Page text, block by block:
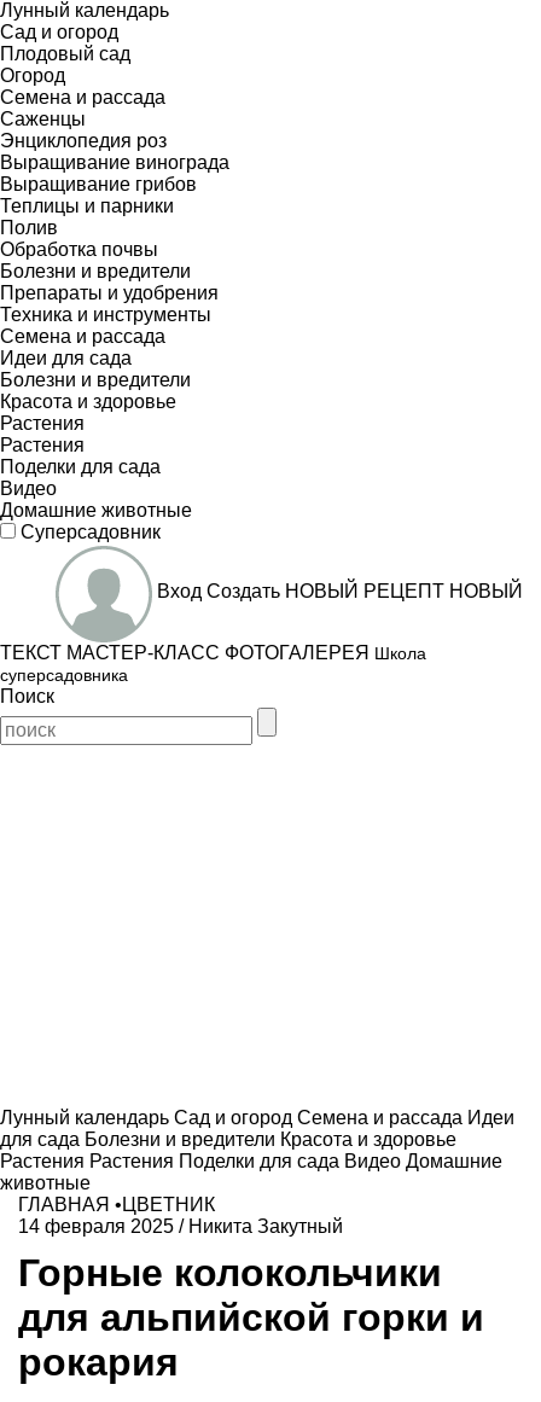
Лунный календарь
Сад и огород
Плодовый сад
Огород
Семена и рассада
Саженцы
Энциклопедия роз
Выращивание винограда
Выращивание грибов
Теплицы и парники
Полив
Обработка почвы
Болезни и вредители
Препараты и удобрения
Техника и инструменты
Семена и рассада
Идеи для сада
Болезни и вредители
Красота и здоровье
Растения
Растения
Поделки для сада
Видео
Домашние животные
Суперсадовник
Вход Создать НОВЫЙ РЕЦЕПТ НОВЫЙ
ТЕКСТ МАСТЕР-КЛАСС ФОТОГАЛЕРЕЯ Школа
суперсадовника
Поиск
Лунный календарь Сад и огород Семена и рассада Идеи
для сада Болезни и вредители Красота и здоровье
Растения Растения Поделки для сада Видео Домашние
животные
ГЛАВНАЯ • ЦВЕТНИК
14 февраля 2025 / Никита Закутный
Горные колокольчики
для альпийской горки и
рокария